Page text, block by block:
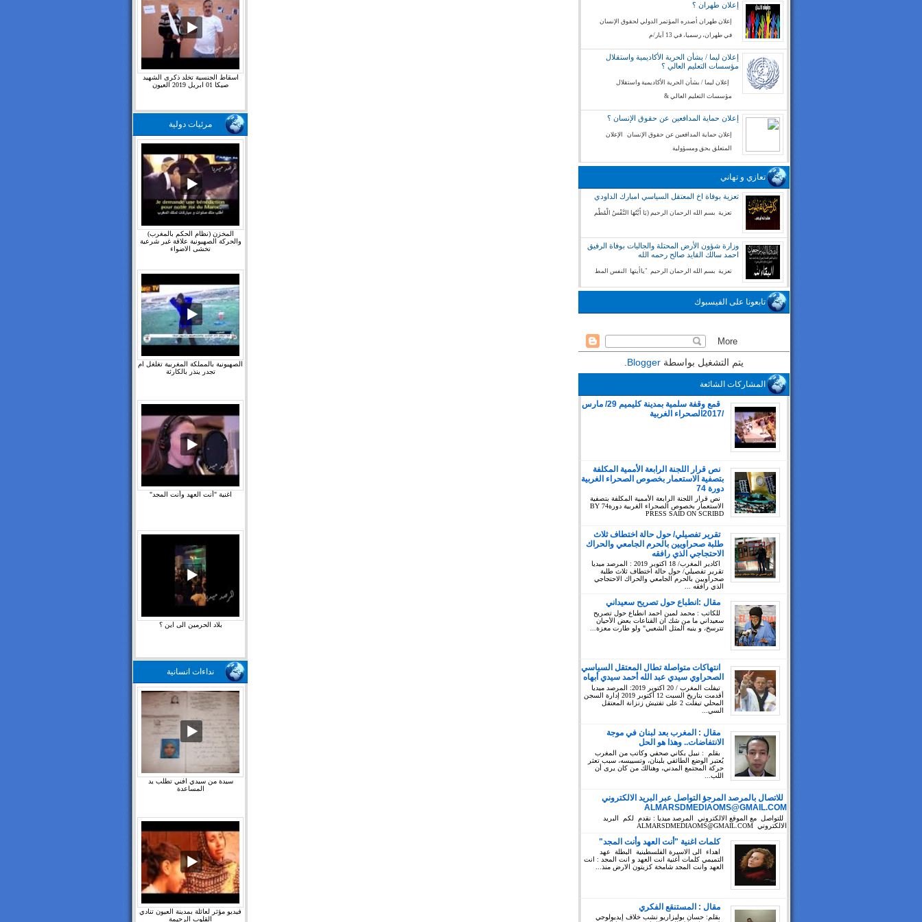
إعلان طهران ؟
إعلان طهران أصدره المؤتمر الدولي لحقوق الإنسان
في طهران، رسميا، في 13 آيار/م
إعلان ليما / بشأن الحرية الأكاديمية واستقلال
مؤسسات التعليم العالي ؟
إعلان ليما / بشأن الحرية الأكاديمية واستقلال
مؤسسات التعليم العالي &
إعلان حماية المدافعين عن حقوق الإنسان ؟
إعلان حماية المدافعين عن حقوق الإنسان الإعلان
المتعلق بحق ومسؤولية
تعازي و تهاني
تعزية بوفاة اخ المعتقل السياسي امبارك الداودي
تعزية بسم الله الرحمان الرحيم (يَا أَيَّتُهَا النَّفْسُ الْمُطْم
وزارة شؤون الأرض المحتلة والجاليات بوفاة الرفيق
احمد سالك القايد صالح رحمه الله
تعزية بسم الله الرحمان الرحيم "ياأيتها النفس المط
تابعونا على الفيسبوك
يتم التشغيل بواسطة Blogger
المشاركات الشائعة
قمع وقفة سلمية بمدينة كليميم 29/ مارس
/2017الصحراء الغربية
نص قرار اللجنة الرابعة الأممية المكلفة
بتصفية الاستعمار بخصوص الصحراء الغربية
دورة 74
نص قرار اللجنة الرابعة الأممية المكلفة بتصفية
الاستعمار بخصوص الصحراء الغربية دورة74 BY
PRESS SAID ON SCRIBD
تقرير تفصيلي/ حول حالة اختطاف ثلاث
طلبة صحراويين بالحرم الجامعي والحراك
الاحتجاجي الذي رافقه
اكادير المغرب/ 18 اكتوبر 2019 : المرصد ميديا
تقرير تفصيلي/ حول حالة اختطاف ثلاث طلبة
صحراويين بالحرم الجامعي والحراك الاحتجاجي
الذي رافقه ...
مقال :انطباع حول تصريح سعيداني
للكاتب : محمد لمين احمد انطباع حول تصريح
سعيداني ما من شك ان القناعات بعض الأحيان
تترسخ، و ينبه المثل الشعبي" ولو طارت معزة...
انتهاكات متواصلة تطال المعتقل السياسي
الصحراوي سيدي عبد الله أحمد سيدي أبهاه
تيفلت المغرب / 20 اكتوبر 2019: المرصد ميديا
أقدمت بتاريخ السبت 12 أكتوبر 2019 إدارة السجن
المحلي تيفلت 2 على تفتيش زنزانة المعتقل
السي...
مقال : المغرب بعد لبنان في موجة
الانتفاضات.. وهذا هو الحل
بقلم : نبيل بكاني صحفي وكاتب من المغرب
يُعتبر الوضع الطائفي بلبنان، وتسييسه، سبب تعثر
حركة المجتمع المدني، وهنالك من كان يرى أن
اللب...
للاتصال بالمرصد المرجؤ التواصل عبر البريد الالكتروني
ALMARSDMEDIAOMS@GMAIL.COM
للتواصل مع الموقع الالكتروني المرصد ميديا : نقدم لكم البريد
الالكتروني ALMARSDMEDIAOMS@GMAIL.COM
كلمات اغنية "أنت العهد وأنت المجد"
اهداء الى الاسيرة الفلسطينية البطلة عهد
التميمي كلمات أغنية انت العهد و انت المجد : انت
العهد وانت المجد شامخة كزيتون الارض منذ...
مقال : المستنقع الفكري
بقلم: حسان بوليزاريو نشب خلاف إيديولوجي
اسقاط الجنسية تخلد ذكرى الشهيد
صيكا 01 ابريل 2019 العيون
مرئيات دولية
المخزن (نظام الحكم بالمغرب)
والحركة الصهيونية علاقة غير شرعية
تخشى الاضواء
الصهيونية بالمملكة المغربية تغلغل ام
تجدر ينذر بالكارثة
اغنية "أنت العهد وأنت المجد"
بلاد الحرمين الى اين ؟
نداءات انسانية
سيدة من سيدي افني تطلب يد
المساعدة
فيديو مؤثر لعائلة بمدينة العيون تنادي
القلوب الرحيمة